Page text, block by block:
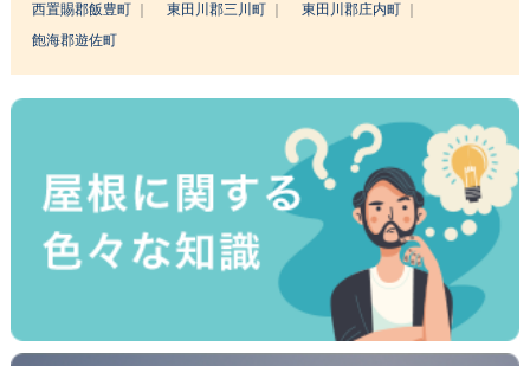
西置賜郡飯豊町
東田川郡三川町
東田川郡庄内町
飽海郡遊佐町